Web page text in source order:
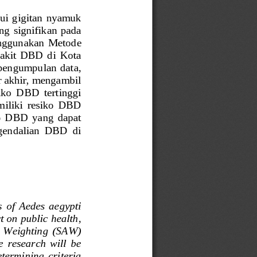
i  gigitan  nyamuk
signifikan pada
Metode
DBD  di  Kota
data,
akhir, mengambil
DBD  tertinggi
resiko  DBD
DBD  yang  dapat
DBD  di
of  Aedes  aegypti
on public health,
Weighting  (SAW)
research  will  be